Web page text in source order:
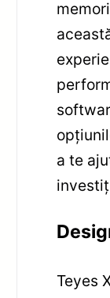
a te
Teyes